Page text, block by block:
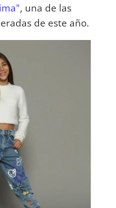
, una de las
de este año.